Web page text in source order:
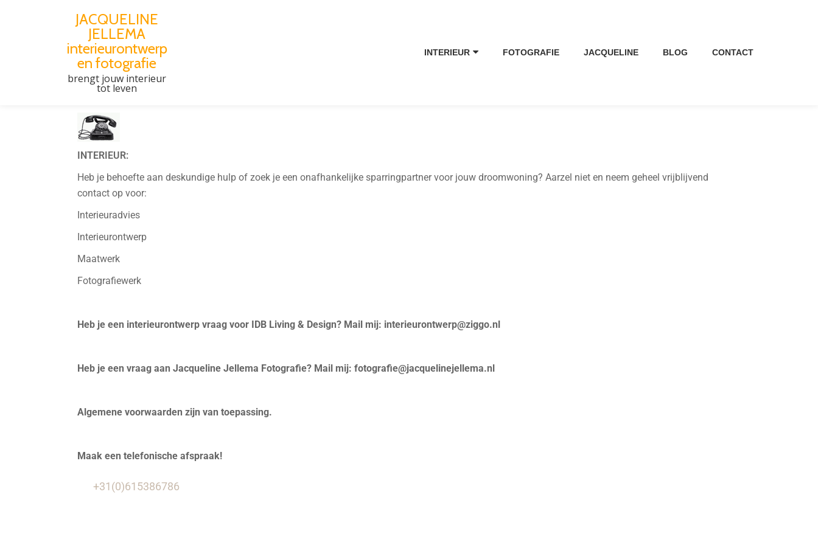
JACQUELINE
JELLEMA
interieurontwerp
en fotografie
brengt jouw interieur
tot leven
INTERIEUR FOTOGRAFIE JACQUELINE BLOG CONTACT
CONTACT
INTERIEUR:
Heb je behoefte aan deskundige hulp of zoek je een onafhankelijke sparringpartner voor jouw droomwoning? Aarzel niet en neem geheel vrijblijvend
contact op voor:
Interieuradvies
Interieurontwerp
Maatwerk
Fotografiewerk
Heb je een interieurontwerp vraag voor IDB Living & Design? Mail mij: interieurontwerp@ziggo.nl
Heb je een vraag aan Jacqueline Jellema Fotografie? Mail mij: fotografie@jacquelinejellema.nl
Algemene voorwaarden zijn van toepassing.
Maak een telefonische afspraak!
+31(0)615386786